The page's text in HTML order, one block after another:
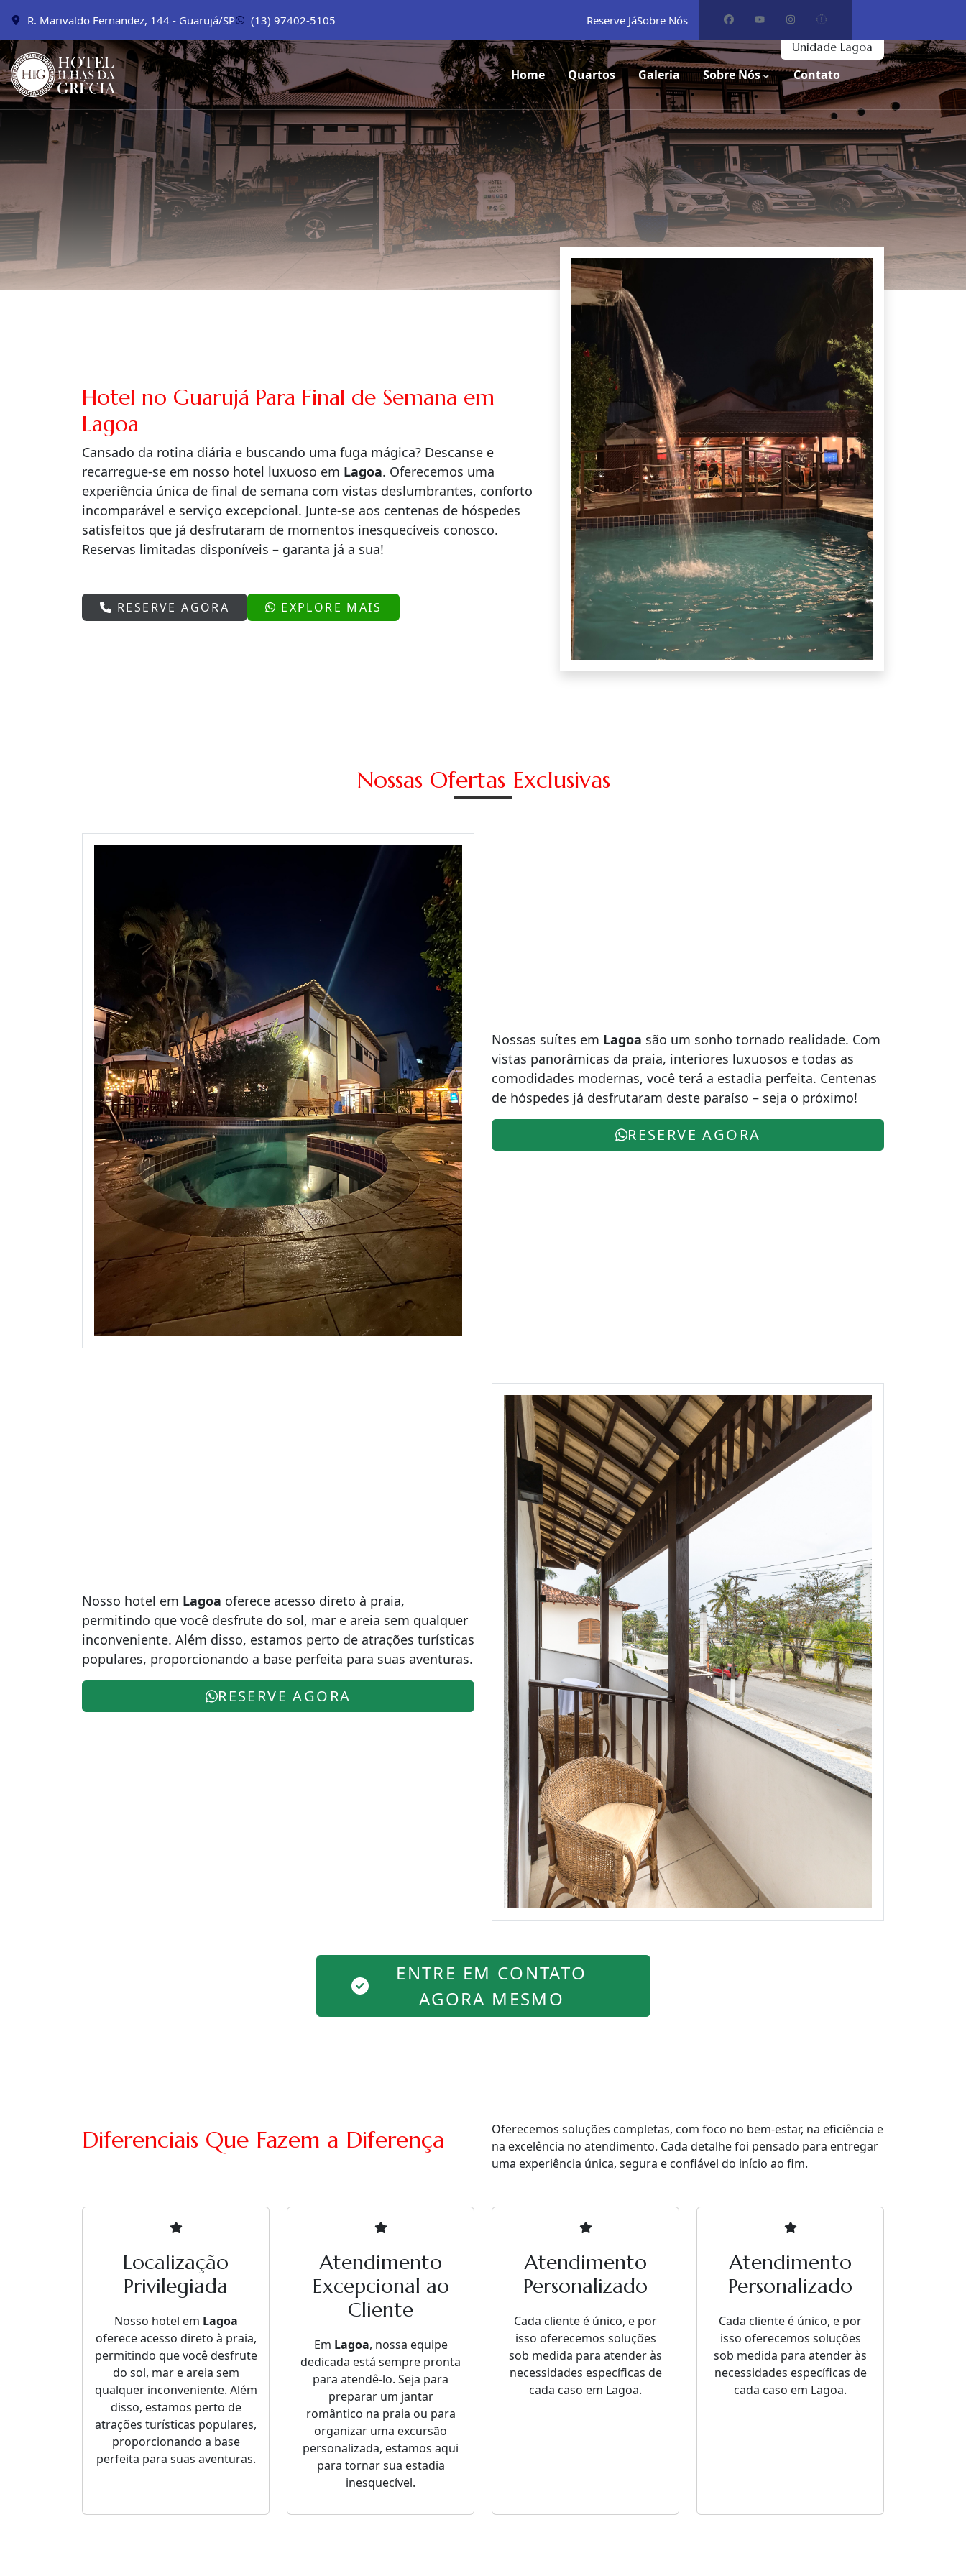
R. Marivaldo Fernandez, 144 - Guarujá/SP (13) 97402-5105 Reserve JáSobre Nós
Home Quartos Galeria Sobre Nós Contato
Unidade Lagoa
Hotel no Guarujá Para Final de Semana em
Lagoa
Cansado da rotina diária e buscando uma fuga mágica? Descanse e
recarregue-se em nosso hotel luxuoso em Lagoa. Oferecemos uma
experiência única de final de semana com vistas deslumbrantes, conforto
incomparável e serviço excepcional. Junte-se aos centenas de hóspedes
satisfeitos que já desfrutaram de momentos inesquecíveis conosco.
Reservas limitadas disponíveis – garanta já a sua!
RESERVE AGORA EXPLORE MAIS
Nossas Ofertas Exclusivas
Nossas suítes em Lagoa são um sonho tornado realidade. Com
vistas panorâmicas da praia, interiores luxuosos e todas as
comodidades modernas, você terá a estadia perfeita. Centenas
de hóspedes já desfrutaram deste paraíso – seja o próximo!
RESERVE AGORA
Nosso hotel em Lagoa oferece acesso direto à praia,
permitindo que você desfrute do sol, mar e areia sem qualquer
inconveniente. Além disso, estamos perto de atrações turísticas
populares, proporcionando a base perfeita para suas aventuras.
RESERVE AGORA
ENTRE EM CONTATO
AGORA MESMO
Diferenciais Que Fazem a Diferença
Oferecemos soluções completas, com foco no bem-estar, na eficiência e
na excelência no atendimento. Cada detalhe foi pensado para entregar
uma experiência única, segura e confiável do início ao fim.
Localização
Privilegiada
Nosso hotel em Lagoa
oferece acesso direto à praia,
permitindo que você desfrute
do sol, mar e areia sem
qualquer inconveniente. Além
disso, estamos perto de
atrações turísticas populares,
proporcionando a base
perfeita para suas aventuras.
Atendimento
Excepcional ao
Cliente
Em Lagoa, nossa equipe
dedicada está sempre pronta
para atendê-lo. Seja para
preparar um jantar
romântico na praia ou para
organizar uma excursão
personalizada, estamos aqui
para tornar sua estadia
inesquecível.
Atendimento
Personalizado
Cada cliente é único, e por
isso oferecemos soluções
sob medida para atender às
necessidades específicas de
cada caso em Lagoa.
Atendimento
Personalizado
Cada cliente é único, e por
isso oferecemos soluções
sob medida para atender às
necessidades específicas de
cada caso em Lagoa.